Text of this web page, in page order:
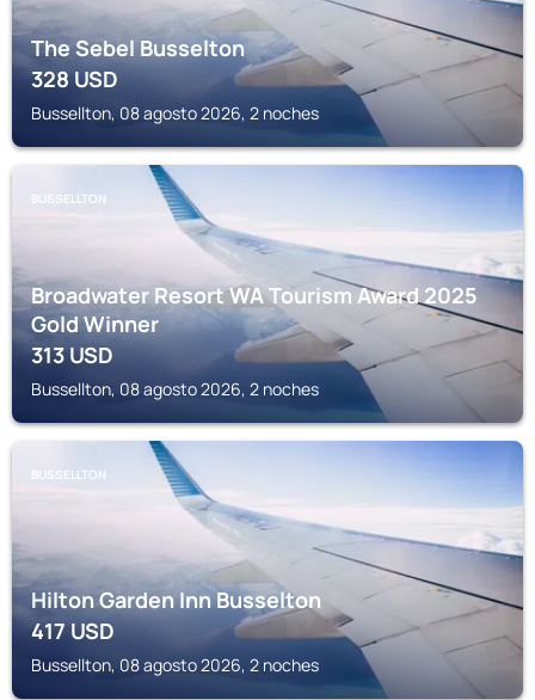
The Sebel Busselton
328USD
Bussellton, 08 agosto 2026, 2 noches
BUSSELLTON
Broadwater Resort WA Tourism Award 2025
Gold Winner
313USD
Bussellton, 08 agosto 2026, 2 noches
BUSSELLTON
Hilton Garden Inn Busselton
417USD
Bussellton, 08 agosto 2026, 2 noches